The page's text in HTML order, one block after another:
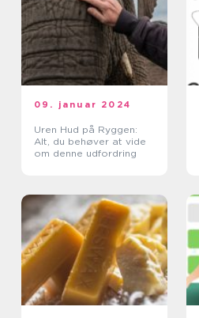
09. januar 2024
Uren Hud på Ryggen:
Alt, du behøver at vide
om denne udfordring